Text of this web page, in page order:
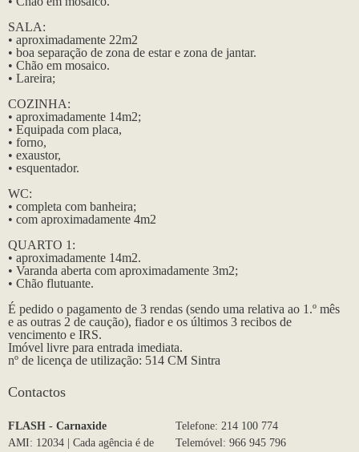
SALA:
• aproximadamente 22m2
• boa separação de zona de estar e zona de jantar.
• Chão em mosaico.
• Lareira;
COZINHA:
• aproximadamente 14m2;
• Equipada com placa,
• forno,
• exaustor,
• esquentador.
WC:
• completa com banheira;
• com aproximadamente 4m2
QUARTO 1:
• aproximadamente 14m2.
• Varanda aberta com aproximadamente 3m2;
• Chão flutuante.
É pedido o pagamento de 3 rendas (sendo uma relativa ao 1.º mês
e as outras 2 de caução), fiador e os últimos 3 recibos de
vencimento e IRS.
Imóvel livre para entrada imediata.
nº de licença de utilização: 514 CM Sintra
Contactos
FLASH - Carnaxide
AMI: 12034 | Cada agência é de
Telefone: 214 100 774
Telemóvel: 966 945 796